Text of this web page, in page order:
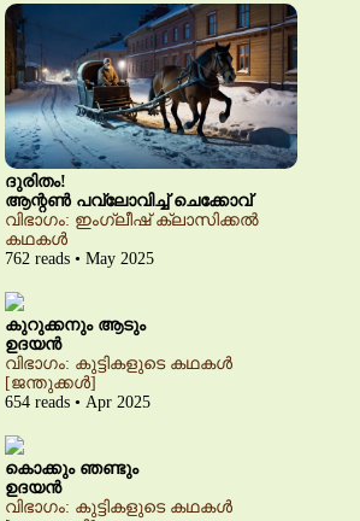
ദുരിതം!
ആന്റൺ പവ്‌ലോവിച്ച് ചെക്കോവ്
വിഭാഗം: ഇംഗ്ലീഷ് ക്ലാസിക്കൽ
കഥകൾ
762 reads • May 2025
കുറുക്കനും ആടും
ഉദയൻ
വിഭാഗം: കുട്ടികളുടെ കഥകൾ
[ജന്തുക്കൾ]
654 reads • Apr 2025
കൊക്കും ഞണ്ടും
ഉദയൻ
വിഭാഗം: കുട്ടികളുടെ കഥകൾ